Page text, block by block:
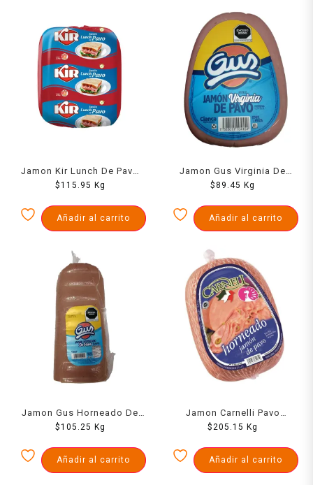
Jamon Kir Lunch De Pavo
1000 Grs
$115.95 Kg
Añadir al carrito
Jamon Gus Virginia De
Pavo Mandolina 1000 Grs
$ 89.45 Kg
Añadir al carrito
Jamon Gus Horneado De
Pavo Prensado 1000 Grs
$105.25 Kg
Añadir al carrito
Jamon Carnelli Pavo
Horneado 1000 Grs
$ 205.15 Kg
Añadir al carrito